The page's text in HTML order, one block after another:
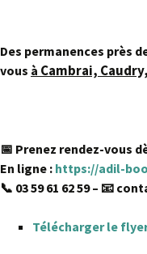
Des permanences près
vous à Cambrai,
📅 Prenez rendez-vous
En ligne : https://adil-
📞 03 59 61 62 59 – 📧
Télécharger le